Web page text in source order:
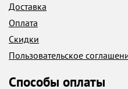
Доставка
Оплата
Скидки
Пользовательское
Способы оплаты